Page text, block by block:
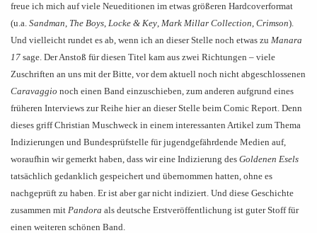
freue ich mich auf viele Neueditionen im etwas größeren Hardcoverformat
(u.a. Sandman, The Boys, Locke & Key, Mark Millar Collection, Crimson).
Und vielleicht rundet es ab, wenn ich an dieser Stelle noch etwas zu Manara
17 sage. Der Anstoß für diesen Titel kam aus zwei Richtungen – viele
Zuschriften an uns mit der Bitte, vor dem aktuell noch nicht abgeschlossenen
Caravaggio noch einen Band einzuschieben, zum anderen aufgrund eines
früheren Interviews zur Reihe hier an dieser Stelle beim Comic Report. Denn
dieses griff Christian Muschweck in einem interessanten Artikel zum Thema
Indizierungen und Bundesprüfstelle für jugendgefährdende Medien auf,
woraufhin wir gemerkt haben, dass wir eine Indizierung des Goldenen Esels
tatsächlich gedanklich gespeichert und übernommen hatten, ohne es
nachgeprüft zu haben. Er ist aber gar nicht indiziert. Und diese Geschichte
zusammen mit Pandora als deutsche Erstveröffentlichung ist guter Stoff für
einen weiteren schönen Band.